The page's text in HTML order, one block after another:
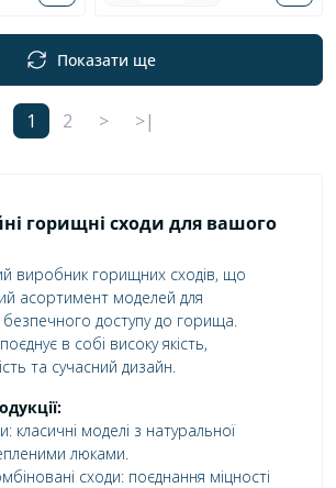
Показати ще
1 2 > >|
горищні сходи для вашого
виробник горищних сходів, що
асортимент моделей для
доступу до горища.
в собі високу якість,
та сучасний дизайн.
класичні моделі з натуральної
люками.
сходи: поєднання міцності